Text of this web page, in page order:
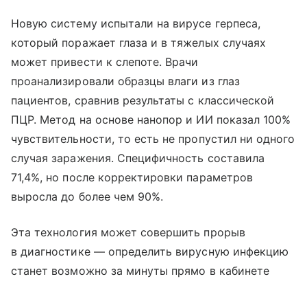
Новую систему испытали на вирусе герпеса,
который поражает глаза и в тяжелых случаях
может привести к слепоте. Врачи
проанализировали образцы влаги из глаз
пациентов, сравнив результаты с классической
ПЦР. Метод на основе нанопор и ИИ показал 100%
чувствительности, то есть не пропустил ни одного
случая заражения. Специфичность составила
71,4%, но после корректировки параметров
выросла до более чем 90%.
Эта технология может совершить прорыв
в диагностике — определить вирусную инфекцию
станет возможно за минуты прямо в кабинете